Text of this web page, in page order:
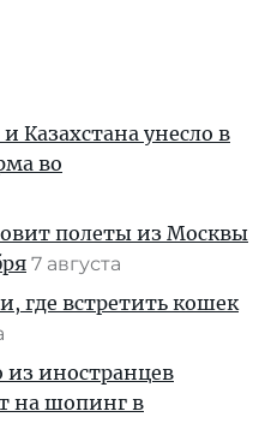
Казахстана унесло в
во
полеты из Москвы
7 августа
где встретить кошек
из иностранцев
на шопинг в